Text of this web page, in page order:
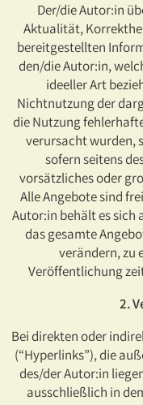
Der/die Autor:in
Aktualität,
bereitgestellten
den/die Autor:in,
ideeller Art
Nichtnutzung der
die Nutzung
verursacht wurden,
sofern seitens
vorsätzliches oder
Alle Angebote sind
Autor:in behält es sich
das gesamte
verändern, zu
Veröffentlichung
2.
Bei direkten oder
(“Hyperlinks”), die
des/der Autor:in
ausschließlich in